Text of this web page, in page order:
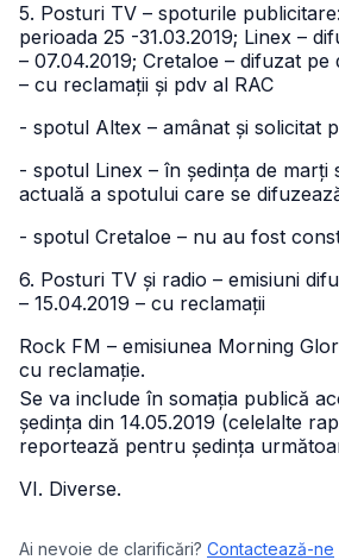
5. Posturi TV – spoturile
perioada 25 -31.03.2019; Linex –
– 07.04.2019; Cretaloe – difuzat pe
– cu reclamații și pdv al RAC
- spotul Altex – amânat și solicitat
- spotul Linex – în ședința de marți
actuală a spotului care se
- spotul Cretaloe – nu au fost
6. Posturi TV și radio – emisiuni
– 15.04.2019 – cu reclamații
Rock FM – emisiunea Morning
cu reclamație.
Se va include în somația publică
ședința din 14.05.2019 (celelalte
reportează pentru ședința
VI. Diverse.
Ai nevoie de clarificări? Contactează-ne